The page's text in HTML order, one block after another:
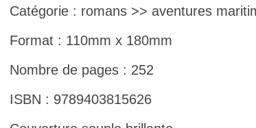
Catégorie : romans >> aventures
Format : 110mm x 180mm
Nombre de pages : 252
ISBN : 9789403815626